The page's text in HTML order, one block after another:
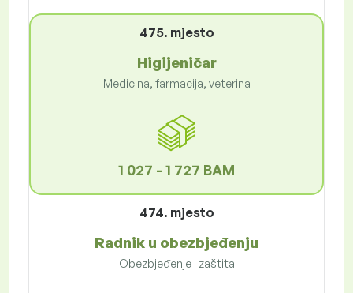
475. mjesto
Higijeničar
Medicina, farmacija, veterina
1 027 - 1 727 BAM
474. mjesto
Radnik u obezbjeđenju
Obezbjeđenje i zaštita